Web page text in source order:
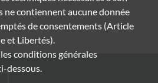
ne contiennent aucune donnée
de consentements (Article
et Libertés).
conditions générales
dessous.